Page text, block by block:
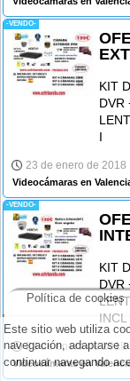
-VENDO-
KIT
DVR
I
23 de enero de 2018
Videocámaras en
-VENDO-
KIT
DVR
INCL
23 de enero de 2018
Videocámaras en
Este sitio web utiliza
navegación, adaptarse
continuar navegando
Política de cookies